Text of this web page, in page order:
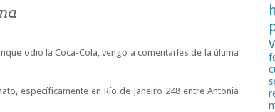
odio la Coca-Cola, vengo a comentarles de la última
específicamente en Río de Janeiro 248 entre Antonia